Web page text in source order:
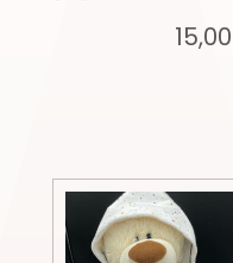
15,00